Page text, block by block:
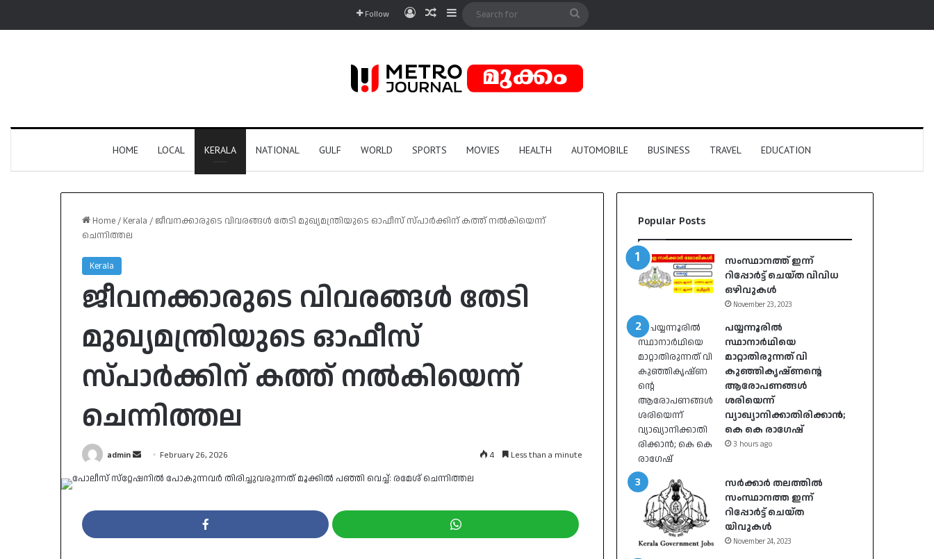
Follow Log InRandom Article
Sidebar
Search
HOME LOCAL KERALA NATIONAL GULF WORLD SPORTS MOVIES HEALTH AUTOMOBILE BUSINESS TRAVEL EDUCATION
Home/ Kerala / ജീവനക്കാരുടെ വിവരങ്ങൾ തേടി മുഖ്യമന്ത്രിയുടെ ഓഫീസ് സ്പാർക്കിന് കത്ത് നൽകിയെന്ന്
ചെന്നിത്തല
Kerala
ജീവനക്കാരുടെ വിവരങ്ങൾ തേടി
മുഖ്യമന്ത്രിയുടെ ഓഫീസ്
സ്പാർക്കിന് കത്ത് നൽകിയെന്ന്
ചെന്നിത്തല
admin
Send February 26, 2026 4 Less than a minute
Popular Posts
സംസ്ഥാനത്ത് ഇന്ന്
റിപ്പോർട്ട് ചെയ്ത വിവിധ
ഒഴിവുകൾ
November 23, 2023
പയ്യന്നൂരിൽ
സ്ഥാനാർഥിയെ
മാറ്റാതിരുന്നത് വി
കുഞ്ഞികൃഷ്ണന്റെ
ആരോപണങ്ങൾ
ശരിയെന്ന്
വ്യാഖ്യാനിക്കാതിരിക്കാൻ;
കെ കെ രാഗേഷ്
3 hours ago
സർക്കാർ തലത്തിൽ
സംസ്ഥാനത്ത ഇന്ന്
റിപ്പോർട്ട് ചെയ്ത
യിവുകൾ
November 24, 2023